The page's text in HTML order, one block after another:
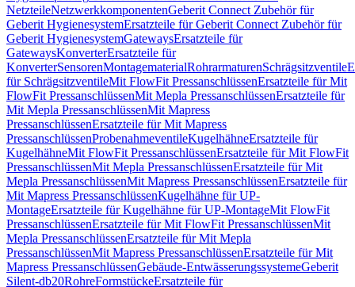
NetzteileNetzwerkkomponentenGeberit Connect Zubehör für
Geberit HygienesystemErsatzteile für Geberit Connect Zubehör für
Geberit HygienesystemGatewaysErsatzteile für
GatewaysKonverterErsatzteile für
KonverterSensorenMontagematerialRohrarmaturenSchrägsitzventile
für SchrägsitzventileMit FlowFit PressanschlüssenErsatzteile für Mit
FlowFit PressanschlüssenMit Mepla PressanschlüssenErsatzteile für
Mit Mepla PressanschlüssenMit Mapress
PressanschlüssenErsatzteile für Mit Mapress
PressanschlüssenProbenahmeventileKugelhähneErsatzteile für
KugelhähneMit FlowFit PressanschlüssenErsatzteile für Mit FlowFit
PressanschlüssenMit Mepla PressanschlüssenErsatzteile für Mit
Mepla PressanschlüssenMit Mapress PressanschlüssenErsatzteile für
Mit Mapress PressanschlüssenKugelhähne für UP-
MontageErsatzteile für Kugelhähne für UP-MontageMit FlowFit
PressanschlüssenErsatzteile für Mit FlowFit PressanschlüssenMit
Mepla PressanschlüssenErsatzteile für Mit Mepla
PressanschlüssenMit Mapress PressanschlüssenErsatzteile für Mit
Mapress PressanschlüssenGebäude-EntwässerungssystemeGeberit
Silent-db20RohreFormstückeErsatzteile für